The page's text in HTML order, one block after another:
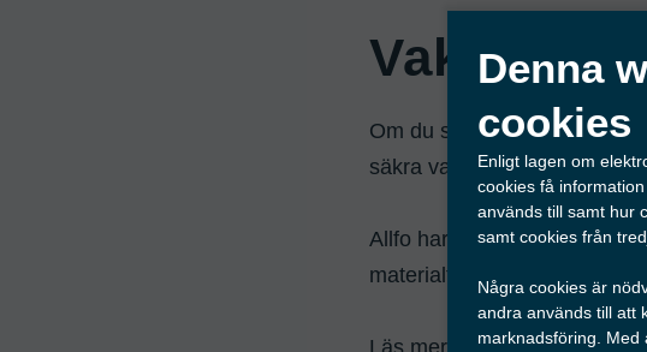
Denna
cookies
Enligt lagen om
cookies få
används till samt hur
samt cookies från
Några cookies är
andra används till att
marknadsföring. Med
Om du ska förvara färskt
säkra valet.
Allfo har ett omfattande
materialtjocklekar i hög